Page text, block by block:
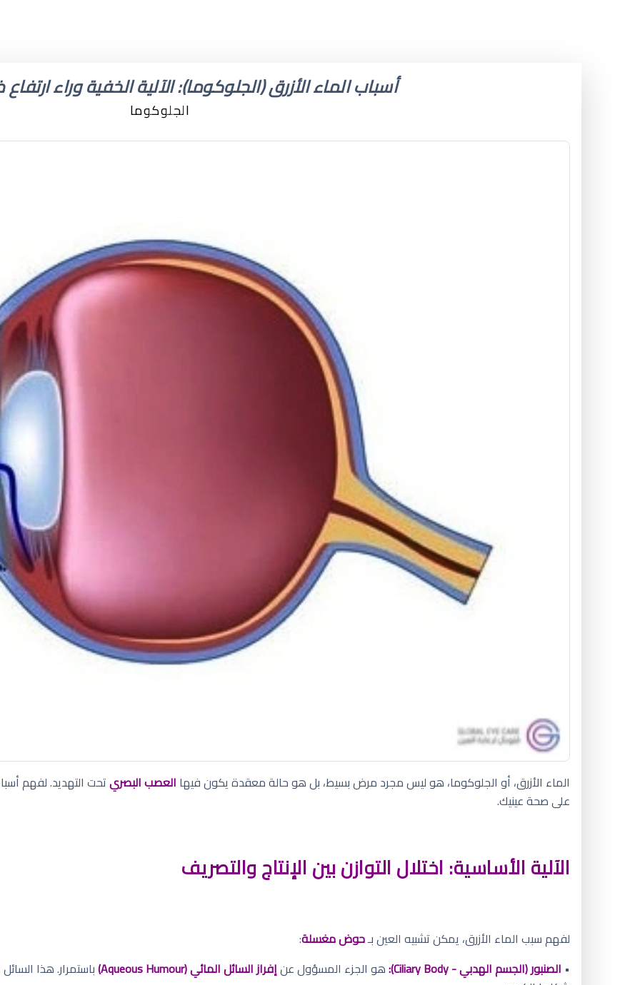
أسباب الماء الأزرق (الجلوكوما): الآلية الخفية وراء
الجلوكوما
الماء الأزرق، أو الجلوكوما، هو ليس مجرد مرض بسيط، بل هو حالة معقدة يكون فيها العصب البصريتحت التهديد. لفهم
على صحة عينيك.
الآلية الأساسية: اختلال التوازن بين الإنتاج والتصريف
لفهم سبب الماء الأزرق، يمكن تشبيه العين بـحوض مغسلة:
• الصنبور (الجسم الهدبي - Ciliary Body): هو الجزء المسؤول عنإفراز السائل المائي (Aqueous Humour)
باستمرار. هذا